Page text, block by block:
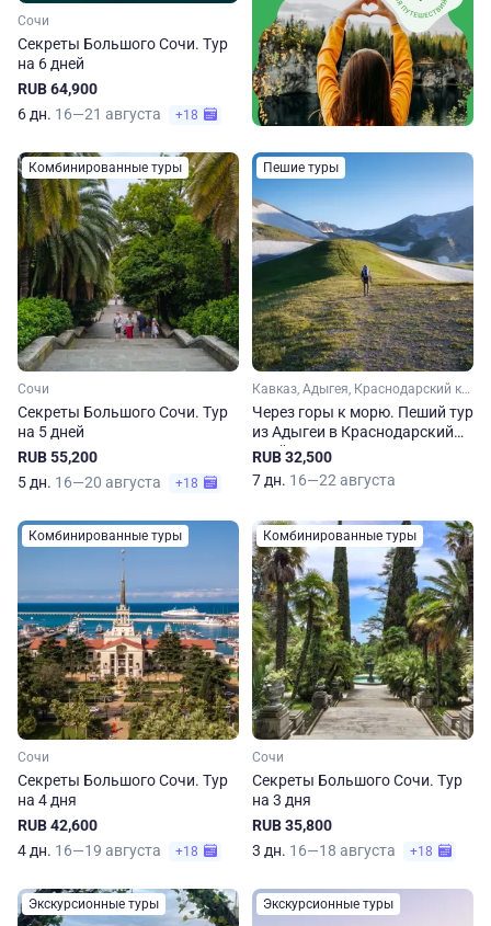
Сочи
Секреты Большого Сочи. Тур
на 6 дней
RUB 64,900
6 дн. 16—21 августа +18
Комбинированные туры
Сочи
Секреты Большого Сочи. Тур
на 5 дней
RUB 55,200
5 дн. 16—20 августа +18
Пешие туры
Кавказ, Адыгея, Краснодарский край
Через горы к морю. Пеший тур
из Адыгеи в Краснодарский
край
RUB 32,500
7 дн. 16—22 августа
Комбинированные туры
Сочи
Секреты Большого Сочи. Тур
на 4 дня
RUB 42,600
4 дн. 16—19 августа +18
Комбинированные туры
Сочи
Секреты Большого Сочи. Тур
на 3 дня
RUB 35,800
3 дн. 16—18 августа +18
Экскурсионные туры Экскурсионные туры